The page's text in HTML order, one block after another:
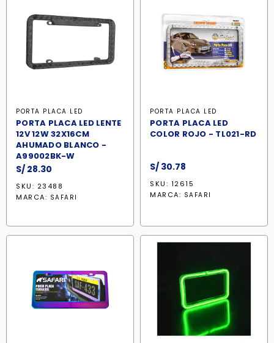
PORTA PLACA LED
PORTA PLACA LED LENTE
12V 12W 32X16CM
AHUMADO BLANCO -
A99002BK-W
S/ 28.30
SKU: 23488
MARCA: SAFARI
PORTA PLACA LED
PORTA PLACA LED
COLOR ROJO - TL021-RD
S/ 30.78
SKU: 12615
MARCA: SAFARI